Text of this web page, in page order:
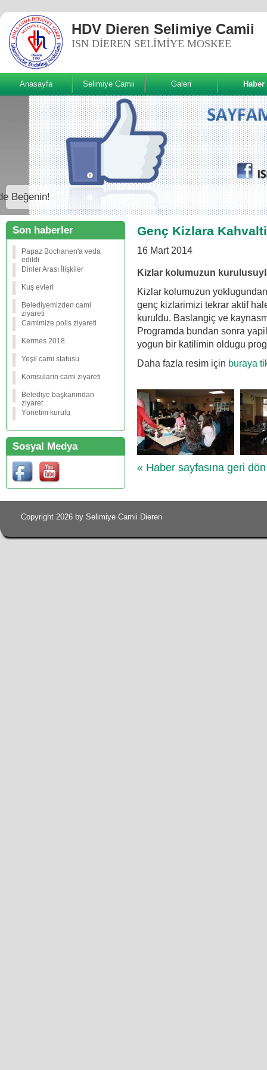
HDV Dieren Selimiye Camii
ISN DIEREN SELIMIYE MOSKEE
Anasayfa Selimiye Camii Galeri Haber
Sizde Beğenin!
Son haberler
Papaz Bochanen'a veda
edildi
Dinler Arası İlişkiler
Kuş evleri
Belediyemizden cami
ziyareti
Camimize polis ziyareti
Kermes 2018
Yeşil cami statusu
Komsularin cami ziyareti
Belediye başkanından
ziyaret
Yönetim kurulu
Sosyal Medya
Genç Kizlara Kahvalti
16 Mart 2014
Kizlar kolumuzun
Kizlar kolumuzun
genç kizlarimizi tekrar aktif
kuruldu. Baslangiç ve
Programda bundan sonra
yogun bir katilimin oldugu
Daha fazla resim için buraya
« Haber sayfasına geri dön
Copyright 2026 by Selimiye Camii Dieren